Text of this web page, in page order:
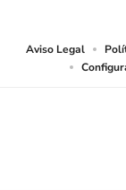
Aviso Legal